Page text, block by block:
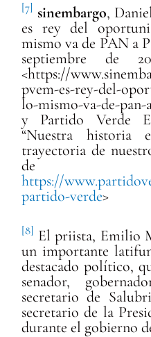
[7] sinembargo,
es rey del
mismo va de PAN a
septiembre de
<https://
pvem-es-rey-del-
lo-mismo-va-de-
y Partido Verde
“Nuestra historia
trayectoria de
https://
partido-verde>
[8] El priista, Emilio
un importante
destacado político,
senador,
secretario de
secretario de la
durante el gobierno